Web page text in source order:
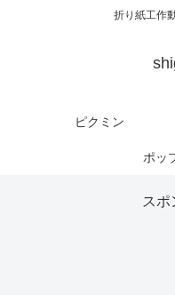
折り紙工作
ピクミン
ポッ
スポ